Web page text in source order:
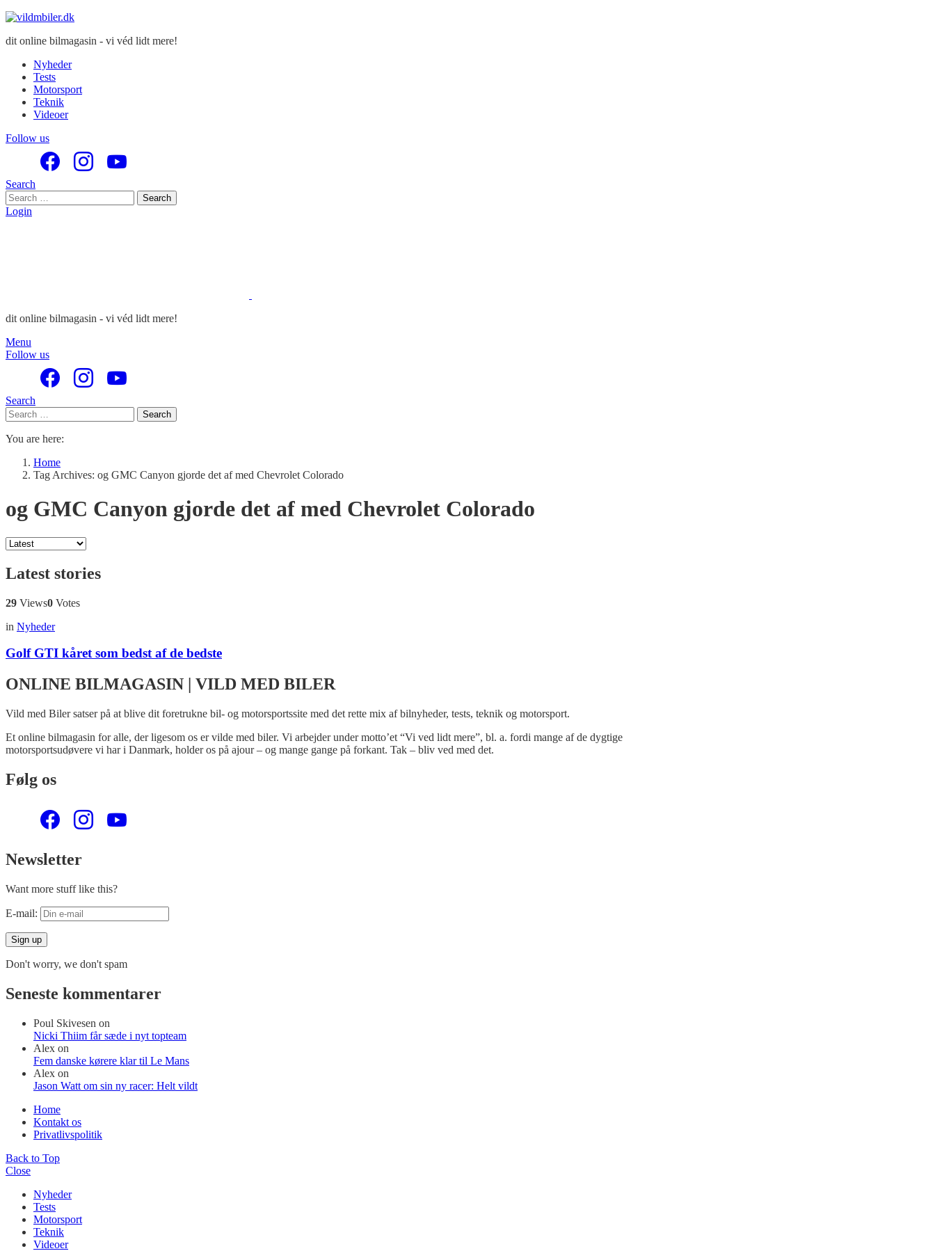
dit online bilmagasin - vi véd lidt mere!
Nyheder
Tests
Motorsport
Teknik
Videoer
Follow us
Search
Search
for:
Search
Login
dit online bilmagasin - vi véd lidt mere!
Menu
Follow us
Search
Search
for:
Search
You are here:
Home
Tag Archives: og GMC Canyon gjorde det af med Chevrolet Colorado
og GMC Canyon gjorde det af med Chevrolet Colorado
Latest stories
29 Views0 Votes
in Nyheder
Golf GTI kåret som bedst af de bedste
ONLINE BILMAGASIN | VILD MED BILER
Vild med Biler satser på at blive dit foretrukne bil- og motorsportssite med det rette mix af bilnyheder, tests, teknik og motorsport.
Et online bilmagasin for alle, der ligesom os er vilde med biler. Vi arbejder under motto’et “Vi ved lidt mere”, bl. a. fordi mange af de dygtige
motorsportsudøvere vi har i Danmark, holder os på ajour – og mange gange på forkant. Tak – bliv ved med det.
Følg os
Newsletter
Want more stuff like this?
E-mail:
Don't worry, we don't spam
Seneste kommentarer
Poul Skivesen on
Nicki Thiim får sæde i nyt topteam
Alex on
Fem danske kørere klar til Le Mans
Alex on
Jason Watt om sin ny racer: Helt vildt
Home
Kontakt os
Privatlivspolitik
Back to Top
Close
Nyheder
Tests
Motorsport
Teknik
Videoer